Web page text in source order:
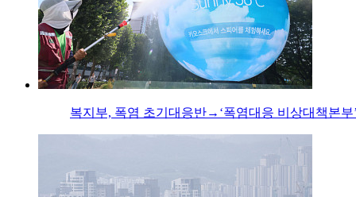
복지부, 폭염 초기대응반→‘폭염대응 비상대책본부